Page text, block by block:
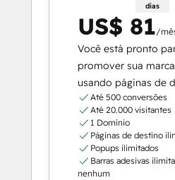
dias
US$ 81/
Você está pronto
promover sua
usando páginas de
Até 500 conversões
Até 20.000 visitantes
1 Domínio
Páginas de destino
Popups ilimitados
Barras adesivas
nenhum